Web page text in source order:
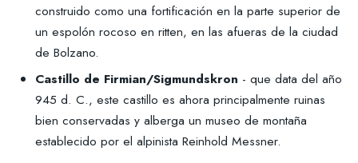
construido como una fortificación en la parte superior de
un espolón rocoso en ritten, en las afueras de la ciudad
de Bolzano.
Castillo de Firmian/Sigmundskron - que data del año
945 d. C., este castillo es ahora principalmente ruinas
bien conservadas y alberga un museo de montaña
establecido por el alpinista Reinhold Messner.